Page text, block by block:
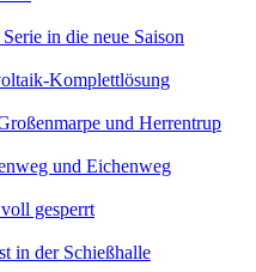
in die neue Saison
Komplettlösung
und Herrentrup
und Eichenweg
gesperrt
in der Schießhalle